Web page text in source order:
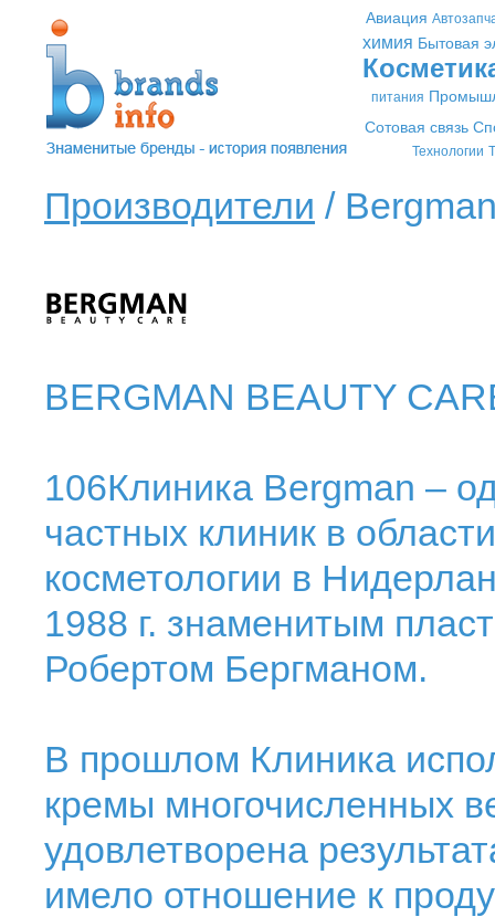
Авиация
химия Бытовая
питания
Сотовая связь
Технологии
Производители /
BERGMAN BEAUTY
106Клиника Bergman –
частных клиник в
косметологии в
1988 г. знаменитым
Робертом Бергманом.
В прошлом Клиника
кремы многочиcленных
удовлетворена
имело отношение к